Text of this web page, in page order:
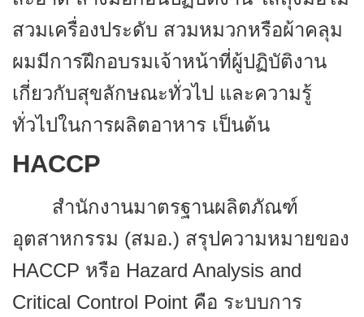
สวมเครื่องประดับ สวมหมวกหรือผ้าคลุม
ผมมีการฝึกอบรมเจ้าหน้าที่ผู้ปฏิบัติงาน
เกี่ยวกับสุขลักษณะทั่วไป และความรู้
ทั่วไปในการผลิตอาหาร เป็นต้น
HACCP
สำนักงานมาตรฐานผลิตภัณฑ์
อุตสาหกรรม (สมอ.) สรุปความหมายของ
HACCP หรือ Hazard Analysis and
Critical Control Point คือ ระบบการ